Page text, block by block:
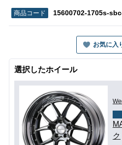
15600702-1705s-
お気に入
選択したホイール
ク